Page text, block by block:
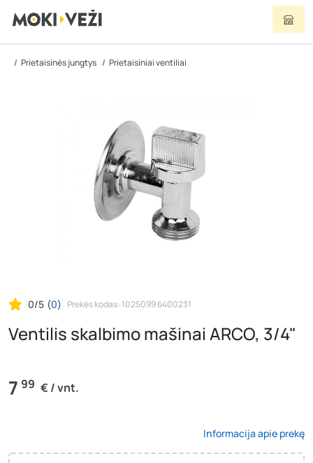
Prietaisinės jungtys Prietaisiniai ventiliai
0/5 (0) Prekės kodas: 1025099 6400231
Ventilis skalbimo mašinai ARCO, 3/4"
7 99 € / vnt.
Informacija apie prekę